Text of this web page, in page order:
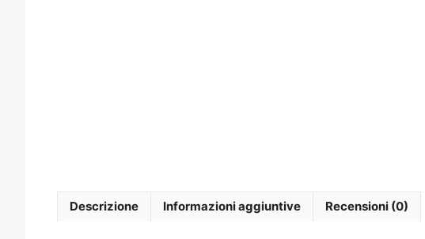
Descrizione Informazioni aggiuntive Recensioni (0)